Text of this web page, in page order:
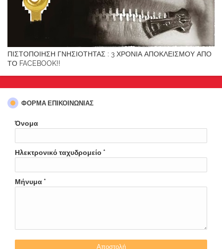
ΠΙΣΤΟΠΟΙΗΣΗ ΓΝΗΣΙΟΤΗΤΑΣ : 3 ΧΡΟΝΙΑ ΑΠΟΚΛΕΙΣΜΟΥ ΑΠΟ
ΤΟ FACEBOOK!!
ΦΌΡΜΑ ΕΠΙΚΟΙΝΩΝΊΑΣ
Όνομα
Ηλεκτρονικό ταχυδρομείο *
Μήνυμα *